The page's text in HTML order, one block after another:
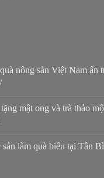
nông sản Việt Nam ấn
mật ong và trà thảo
làm quà biếu tại Tân